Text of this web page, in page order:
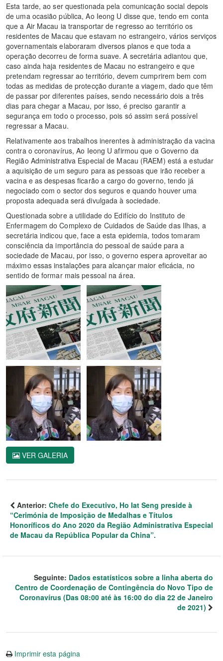
Esta tarde, ao ser questionada pela comunicação social depois
de uma ocasião pública, Ao Ieong U disse que, tendo em conta
que a Air Macau ia transportar de regresso ao território os
residentes de Macau que estavam no estrangeiro, vários serviços
governamentais elaboraram diversos planos e que toda a
operação decorreu de forma suave. A secretária adiantou que,
caso ainda haja residentes de Macau no estrangeiro e que
pretendam regressar ao território, devem cumprirem bem com
todas as medidas de protecção durante a viagem, dado que têm
de passar por diferentes países, sendo necessário dois a três
dias para chegar a Macau, por isso, é preciso garantir a
segurança em todo o processo, pois só assim será possível
regressar a Macau.
Relativamente aos trabalhos inerentes à administração da vacina
contra o coronavírus, Ao Ieong U afirmou que o Governo da
Região Administrativa Especial de Macau (RAEM) está a estudar
a aquisição de um seguro para as pessoas que irão receber a
vacina e as despesas ficarão a cargo do governo, tendo já
negociado com o sector dos seguros e quando houver uma
proposta adequada será divulgada à sociedade.
Questionada sobre a utilidade do Edifício do Instituto de
Enfermagem do Complexo de Cuidados de Saúde das Ilhas, a
secretária indicou que, face a esta epidemia, todos tomaram
consciência da importância do pessoal de saúde para a
sociedade de Macau, por isso, o governo espera aproveitar ao
máximo essas instalações para alcançar maior eficácia, no
sentido de formar mais pessoal na área.
VER GALERIA
Anterior: Chefe do Executivo, Ho Iat Seng preside à
“Cerimónia de Imposição de Medalhas e Títulos
Honoríficos do Ano 2020 da Região Administrativa Especial
de Macau da República Popular da China”.
Seguinte: Dados estatísticos sobre a linha aberta do
Centro de Coordenação de Contingência do Novo Tipo de
Coronavírus (Das 08:00 até às 16:00 do dia 22 de Janeiro
de 2021)
Imprimir esta página